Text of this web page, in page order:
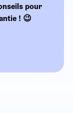
pour
! 😉